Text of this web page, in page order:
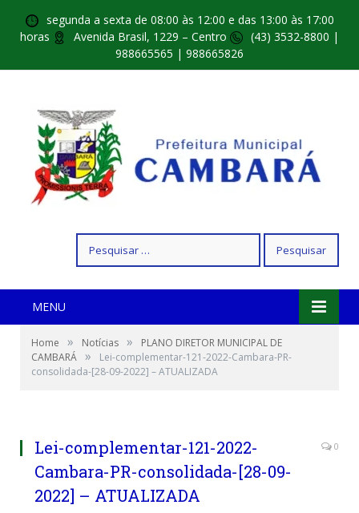
segunda a sexta de 08:00 às 12:00 e das 13:00 às 17:00
horas
Avenida Brasil, 1229 – Centro
(43) 3532-8800 |
988665565 | 988665826
por:
MENU
Home » Notícias »
PLANO DIRETOR MUNICIPAL DE
CAMBARÁ »
Lei-complementar-121-2022-Cambara-PR-
consolidada-[28-09-2022] – ATUALIZADA
Lei-complementar-121-2022-
Cambara-PR-consolidada-[28-09-
2022] – ATUALIZADA
0